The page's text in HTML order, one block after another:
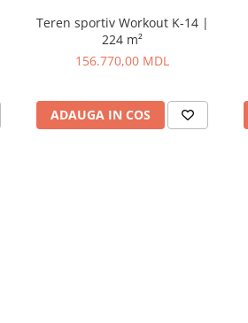
Teren sportiv Workout K-14 |
224 m²
156.770,00 MDL
ADAUGA IN COS